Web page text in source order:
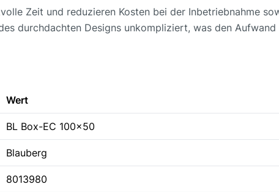
Zeit und reduzieren Kosten bei der Inbetriebnahme
durchdachten Designs unkompliziert, was den Aufwand
Wert
BL Box-EC 100x50
Blauberg
8013980